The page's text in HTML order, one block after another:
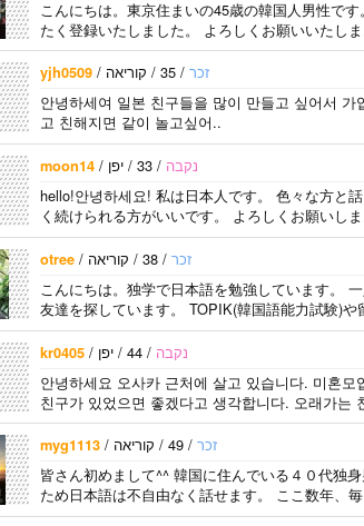
こんにちは。東京住まいの45歳の韓国人男性で
たく登録いたしました。 よろしくお願いいたし
yjh0509 / זכר / 35 / קוריאה
안녕하세여 일본 친구들을 많이 만들고 싶어서
고 친해지면 같이 놀고싶어..
moon14 / נקבה / 33 / יפן
hello!안녕하세요! 私は日本人です。 色々な方と
く続けられる方がいいです。 よろしくお願いし
otree / זכר / 38 / קוריאה
こんにちは。独学で日本語を勉強しています。
友達を探しています。 TOPIK(韓国語能力試験)
kr0405 / נקבה / 44 / יפן
안녕하세요 오사카 근처에 살고 있습니다. 미혼
친구가 있었으면 좋겠다고 생각합니다. 오래가는
myg1113 / זכר / 49 / קוריאה
皆さん初めまして^^ 韓国に住んでいる４０代独
ため日本語は不自由なく話せます。 ここ数年、